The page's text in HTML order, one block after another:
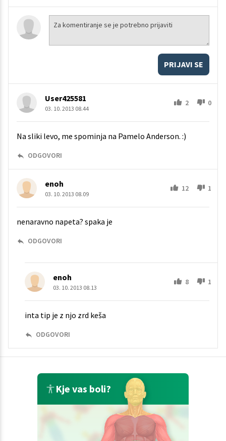
PRIJAVI SE
User425581
03. 10. 2013 08.44
2 0
Na sliki levo, me spominja na Pamelo Anderson. :)
ODGOVORI
enoh
03. 10. 2013 08.09
12 1
nenaravno napeta? spaka je
ODGOVORI
enoh
03. 10. 2013 08.13
8 1
inta tip je z njo zrd keša
ODGOVORI
Kje vas boli?